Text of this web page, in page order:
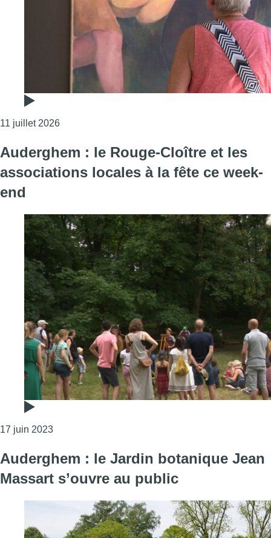
11 juillet 2026Consulter l'article "Le peintre bruxellois Robert
Auderghem : le Rouge-Cloître et les
associations locales à la fête ce week-
end
17 juin 2023Consulter l'article "Auderghem : le Rouge-Cloître
Auderghem : le Jardin botanique Jean
Massart s’ouvre au public